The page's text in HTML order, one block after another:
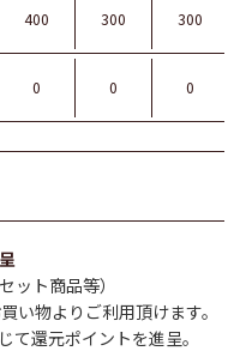
400 300 300
0 0 0
ット商品等）
い物よりご利用頂けます。
て還元ポイントを進呈。